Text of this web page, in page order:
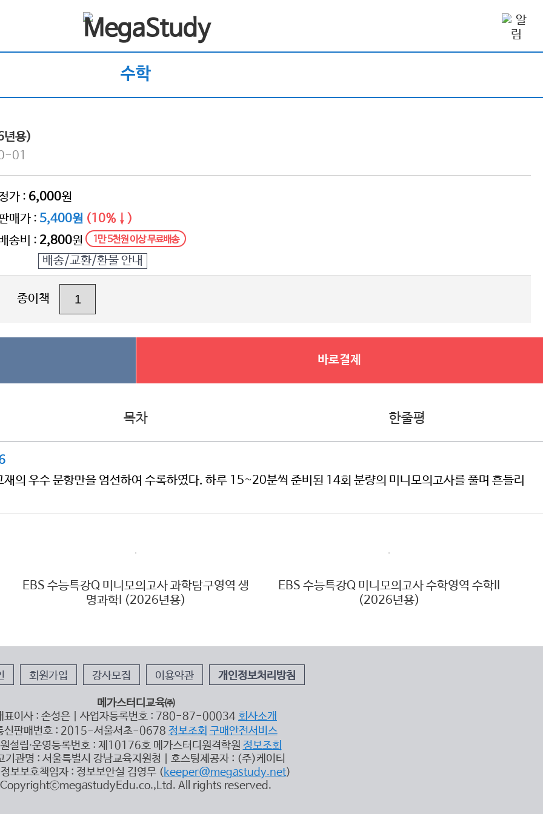
수학
년용)
01
가 : 6,000원
매가 : 5,400원 (10%↓)
송비 : 2,800원 1만 5천원 이상 무료배송
배송/교환/환불 안내
종이책
바로결제
목차 한줄평
의 우수 문항만을 엄선하여 수록하였다. 하루 15~20분씩 준비된 14회 분량의 미니모의고사를 풀며 흔들리
EBS 수능특강Q 미니모의고사 과학탐구영역 생
명과학I (2026년용)
EBS 수능특강Q 미니모의고사 수학영역 수학II
(2026년용)
회원가입 강사모집 이용약관 개인정보처리방침
메가스터디교육㈜
표이사 : 손성은 | 사업자등록번호 : 780-87-00034 회사소개
신판매번호 : 2015-서울서초-0678 정보조회 구매안전서비스
설립∙운영등록번호 : 제10176호 메가스터디원격학원 정보조회
기관명 : 서울특별시 강남교육지원청 | 호스팅제공자 : (주)케이티
보보호책임자 : 정보보안실 김영무 ( keeper@megastudy.net)
CopyrightⓒmegastudyEdu.co.,Ltd. All rights reserved.